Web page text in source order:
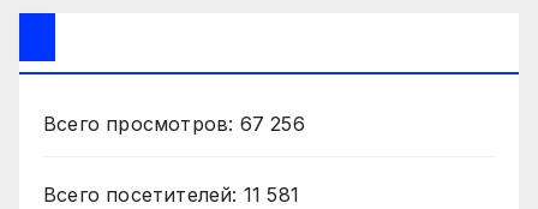
Всего просмотров: 67 256
Всего посетителей: 11 581